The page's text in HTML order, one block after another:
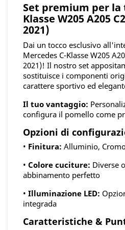
Set premium per la
Klasse W205 A205
2021)
Dai un tocco esclusivo
Mercedes C-Klasse W205
2021)! Il nostro set
sostituisce i componenti
carattere sportivo ed
Il tuo vantaggio:
configura il pomello come
Opzioni di
• Finitura: Alluminio,
• Colore cuciture: Diverse
abbinamento perfetto
• Illuminazione LED:
integrada
Caratteristiche &